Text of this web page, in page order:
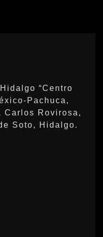
“Centro
Pachuca,
Carlos Rovirosa,
Soto, Hidalgo.